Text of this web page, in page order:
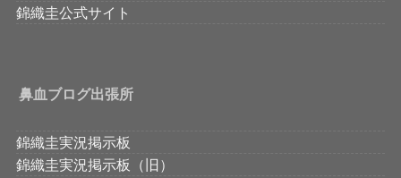
錦織圭公式サイト
鼻血ブログ出張所
錦織圭実況掲示板
錦織圭実況掲示板（旧）